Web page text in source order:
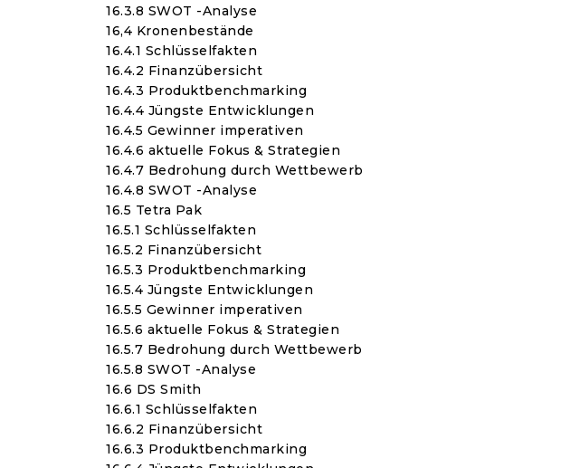
16.3.8 SWOT -Analyse
16,4 Kronenbestände
16.4.1 Schlüsselfakten
16.4.2 Finanzübersicht
16.4.3 Produktbenchmarking
16.4.4 Jüngste Entwicklungen
16.4.5 Gewinner imperativen
16.4.6 aktuelle Fokus & Strategien
16.4.7 Bedrohung durch Wettbewerb
16.4.8 SWOT -Analyse
16.5 Tetra Pak
16.5.1 Schlüsselfakten
16.5.2 Finanzübersicht
16.5.3 Produktbenchmarking
16.5.4 Jüngste Entwicklungen
16.5.5 Gewinner imperativen
16.5.6 aktuelle Fokus & Strategien
16.5.7 Bedrohung durch Wettbewerb
16.5.8 SWOT -Analyse
16.6 DS Smith
16.6.1 Schlüsselfakten
16.6.2 Finanzübersicht
16.6.3 Produktbenchmarking